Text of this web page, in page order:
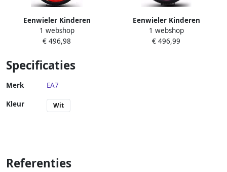
Eenwieler Kinderen
Balansfiets Oefenfiets
Fitness Balans Extra Dikke
1 webshop
€ 496,98
Eenwieler Kinderen
Balansfiets Oefenfiets
Fitness Balans Training Extra
1 webshop
€ 496,99
Specificaties
Merk EA7
Kleur Wit
Referenties